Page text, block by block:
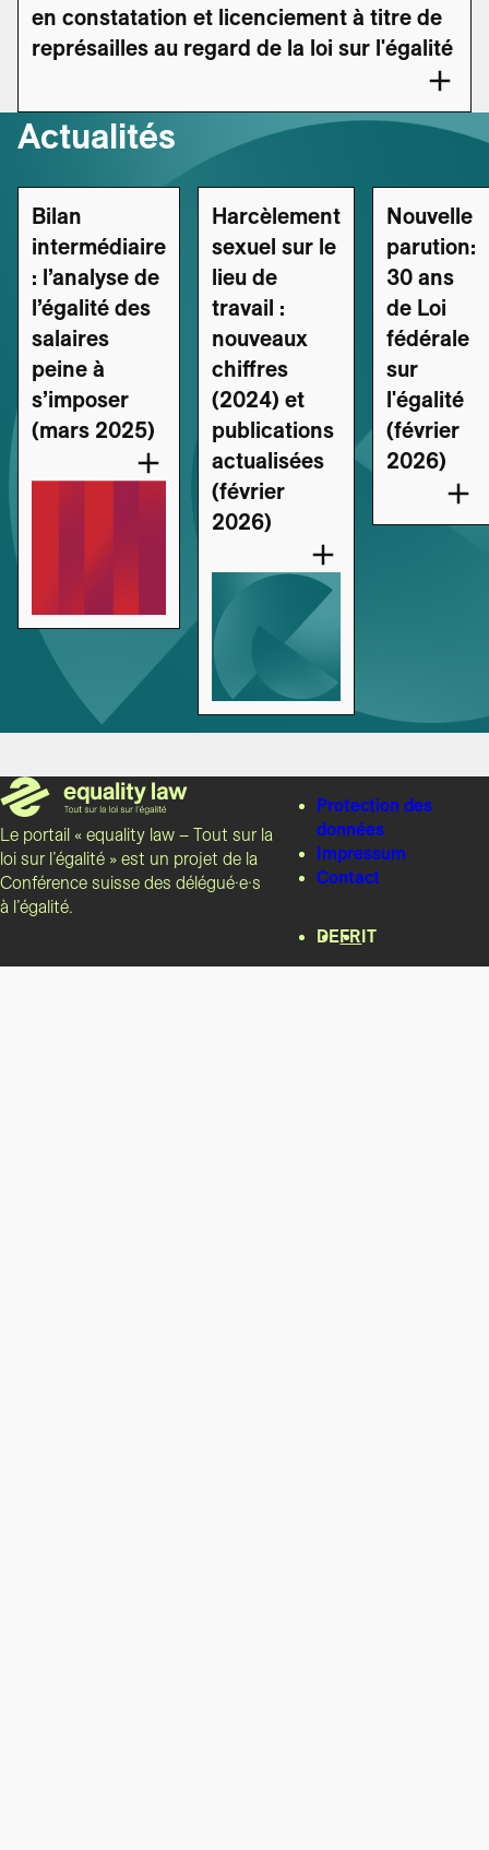
en constatation et licenciement à titre de
représailles au regard de la loi sur l'égalité
Actualités
Bilan
intermédiaire
: l’analyse de
l’égalité des
salaires
peine à
s’imposer
(mars 2025)
Harcèlement
sexuel sur le
lieu de
travail :
nouveaux
chiffres
(2024) et
publications
actualisées
(février
2026)
Nouvelle
parution:
30 ans
de Loi
fédérale
sur
l'égalité
(février
2026)
Le portail « equality law – Tout sur la
loi sur l’égalité » est un projet de la
Conférence suisse des délégué·e·s
à l’égalité.
Protection des
données
Impressum
Contact
DEFR IT